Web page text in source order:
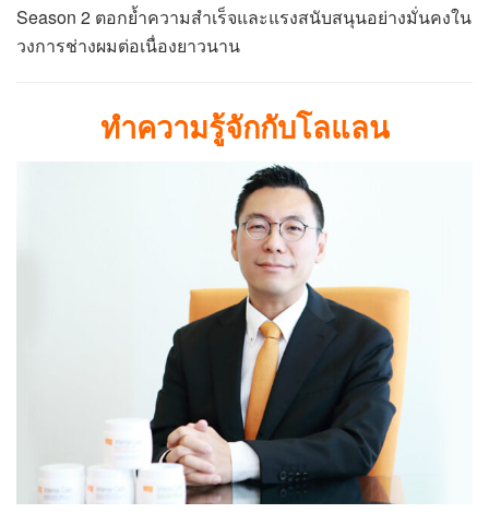
Season 2 ตอกย้ำความสำเร็จและแรงสนับสนุนอย่างมั่นคงใน
วงการช่างผมต่อเนื่องยาวนาน
ทำความรู้จักกับโลแลน